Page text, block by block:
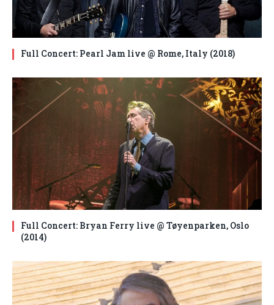
Full Concert: Pearl Jam live @ Rome, Italy (2018)
Full Concert: Bryan Ferry live @ Tøyenparken, Oslo
(2014)